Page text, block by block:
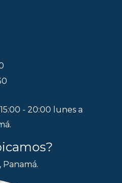
- 20:00 lunes a
Panamá.